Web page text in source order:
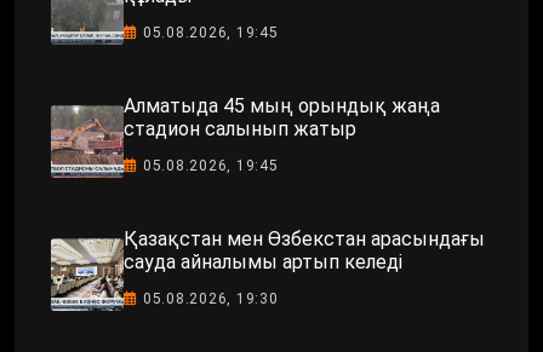
05.08.2026, 19:45
Алматыда 45 мың орындық жаңа
стадион салынып жатыр
05.08.2026, 19:45
Қазақстан мен Өзбекстан арасындағы
сауда айналымы артып келеді
05.08.2026, 19:30